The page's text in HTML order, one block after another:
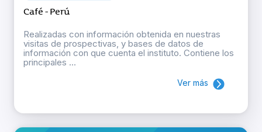
Café - Perú
Realizadas con información obtenida en nuestras
visitas de prospectivas, y bases de datos de
información con que cuenta el instituto. Contiene los
principales ...
Ver más